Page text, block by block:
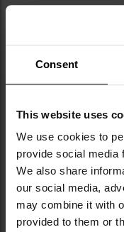
Consent
This website uses
We use cookies to
provide social media
We also share
our social media,
may combine it with
provided to them or
7 pojemnych
przedłużony krój
obszerny kaptur
elastyczne
panele velcro